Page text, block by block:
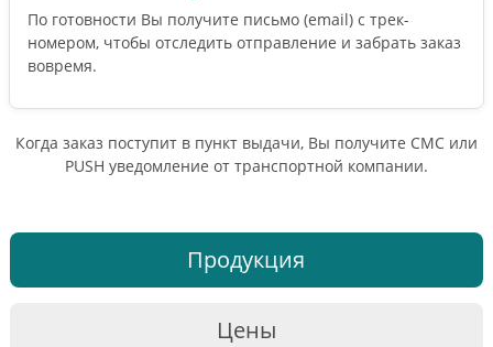
По готовности Вы получите письмо (email) c трек-
номером, чтобы отследить отправление и забрать заказ
вовремя.
Когда заказ поступит в пункт выдачи, Вы получите СМС или
PUSH уведомление от транспортной компании.
Продукция
Цены